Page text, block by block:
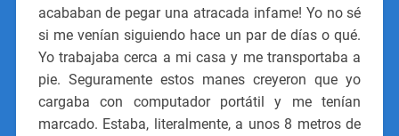
acababan de pegar una atracada infame! Yo no sé
si me venían siguiendo hace un par de días o qué.
Yo trabajaba cerca a mi casa y me transportaba a
pie. Seguramente estos manes creyeron que yo
cargaba con computador portátil y me tenían
marcado. Estaba, literalmente, a unos 8 metros de